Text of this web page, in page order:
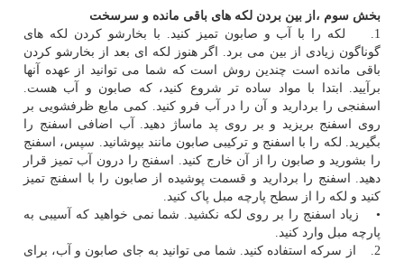
بخش سوم ،از بین بردن لکه های باقی مانده و سرسخت
1. لکه را با آب و صابون تمیز کنید. با بخارشو کردن لکه های
گوناگون زیادی از بین می برد. اگر هنوز لکه ای بعد از بخارشو کردن
باقی مانده است چندین روش است که شما می توانید از عهده آنها
برآیید. ابتدا با مواد ساده تر شروع کنید، که صابون و آب هست.
اسفنجی را بردارید و آن را در آب فرو کنید. کمی مایع ظرفشویی بر
روی اسفنج بریزید و بر روی پد ماساژ دهید. آب اضافی اسفنج را
بگیرید. لکه را با اسفنج و ترکیبی صابون مانند بپوشانید. سپس، اسفنج
را بشورید و صابون را از آن خارج کنید. اسفنج را درون آب تمیز قرار
دهید. اسفنج را بردارید و قسمت پوشیده از صابون را با اسفنج تمیز
کنید و لکه را از سطح پارچه مبل پاک کنید.
• زیاد اسفنج را بر روی لکه نکشید. شما نمی خواهید که آسیبی به
پارچه مبل وارد کنید.
2. از سرکه استفاده کنید. شما می توانید به جای صابون و آب، برای